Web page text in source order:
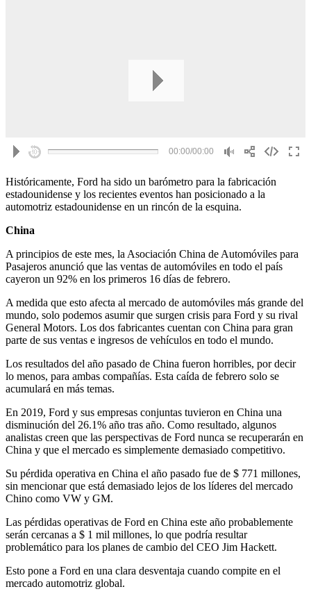
Históricamente, Ford ha sido un barómetro para la fabricación
estadounidense y los recientes eventos han posicionado a la
automotriz estadounidense en un rincón de la esquina.
China
A principios de este mes, la Asociación China de Automóviles para
Pasajeros anunció que las ventas de automóviles en todo el país
cayeron un 92% en los primeros 16 días de febrero.
A medida que esto afecta al mercado de automóviles más grande del
mundo, solo podemos asumir que surgen crisis para Ford y su rival
General Motors. Los dos fabricantes cuentan con China para gran
parte de sus ventas e ingresos de vehículos en todo el mundo.
Los resultados del año pasado de China fueron horribles, por decir
lo menos, para ambas compañías. Esta caída de febrero solo se
acumulará en más temas.
En 2019, Ford y sus empresas conjuntas tuvieron en China una
disminución del 26.1% año tras año. Como resultado, algunos
analistas creen que las perspectivas de Ford nunca se recuperarán en
China y que el mercado es simplemente demasiado competitivo.
Su pérdida operativa en China el año pasado fue de $ 771 millones,
sin mencionar que está demasiado lejos de los líderes del mercado
Chino como VW y GM.
Las pérdidas operativas de Ford en China este año probablemente
serán cercanas a $ 1 mil millones, lo que podría resultar
problemático para los planes de cambio del CEO Jim Hackett.
Esto pone a Ford en una clara desventaja cuando compite en el
mercado automotriz global.